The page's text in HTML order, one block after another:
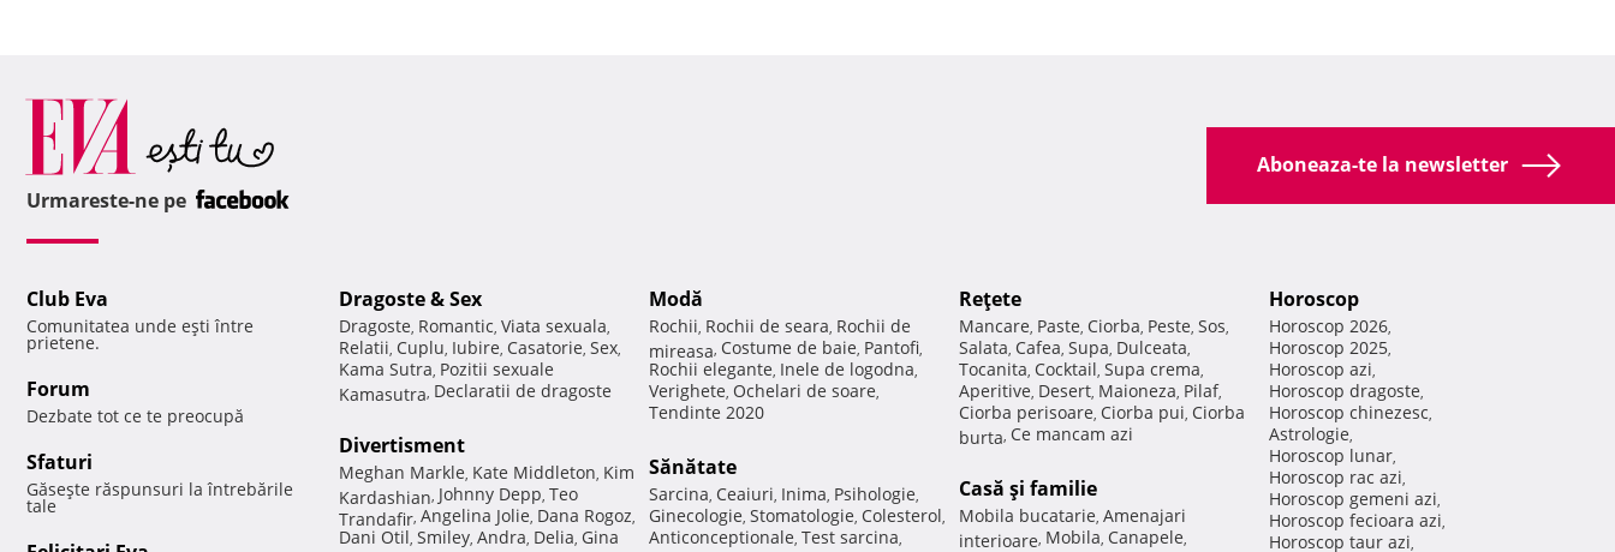
Aboneaza-te la newsletter
Urmareste-ne pe
Club Eva
Comunitatea unde eşti între
prietene.
Forum
Dezbate tot ce te preocupă
Sfaturi
Găseşte răspunsuri la întrebările
tale
Dragoste & Sex
Dragoste, Romantic, Viata sexuala,
Relatii, Cuplu, Iubire, Casatorie, Sex,
Kama Sutra, Pozitii sexuale
Kamasutra, Declaratii de dragoste
Divertisment
Meghan Markle, Kate Middleton, Kim
Kardashian, Johnny Depp, Teo
Trandafir, Angelina Jolie, Dana Rogoz,
Dani Otil, Smiley, Andra, Delia, Gina
Modă
Rochii, Rochii de seara, Rochii de
mireasa, Costume de baie, Pantofi,
Rochii elegante, Inele de logodna,
Verighete, Ochelari de soare,
Tendinte 2020
Sănătate
Sarcina, Ceaiuri, Inima, Psihologie,
Ginecologie, Stomatologie, Colesterol,
Anticonceptionale, Test sarcina,
Reţete
Mancare, Paste, Ciorba, Peste, Sos,
Salata, Cafea, Supa, Dulceata,
Tocanita, Cocktail, Supa crema,
Aperitive, Desert, Maioneza, Pilaf,
Ciorba perisoare, Ciorba pui, Ciorba
burta, Ce mancam azi
Casă şi familie
Mobila bucatarie, Amenajari
interioare, Mobila, Canapele,
Horoscop
Horoscop 2026,
Horoscop 2025,
Horoscop azi,
Horoscop dragoste,
Horoscop chinezesc,
Astrologie,
Horoscop lunar,
Horoscop rac azi,
Horoscop gemeni azi,
Horoscop fecioara azi,
Horoscop taur azi,